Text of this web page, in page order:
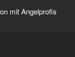
mit Angelprofis